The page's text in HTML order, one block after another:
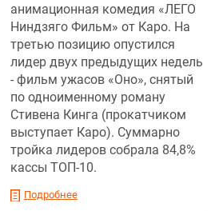
анимационная комедия «ЛЕГО
Ниндзяго Фильм» от Каро. На
третью позицию опустился
лидер двух предыдущих недель
- фильм ужасов «Оно», снятый
по одноименному роману
Стивена Кинга (прокатчиком
выступает Каро). Суммарно
тройка лидеров собрала 84,8%
кассы ТОП-10.
Подробнее